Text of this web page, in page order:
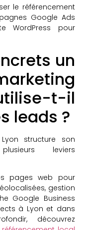
le référencement
Google Ads
WordPress pour
un
t-il
leads ?
structure son
leviers
pages web pour
gestion
Google Business
à Lyon et dans
découvrez